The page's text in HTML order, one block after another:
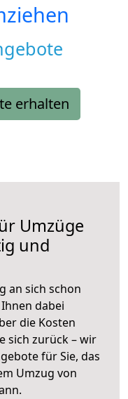
erhalten
Umzüge
und
an sich schon
dabei
die Kosten
sich zurück – wir
für Sie, das
Umzug von